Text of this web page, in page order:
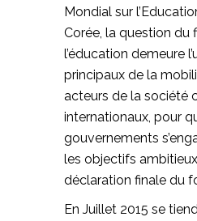
Mondial sur
Corée, la question du
l’éducation demeure
principaux de la
acteurs de la société
internationaux, pour
gouvernements
les objectifs
déclaration finale du
En Juillet 2015 se